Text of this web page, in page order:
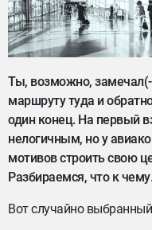
Ты, возможно, замечал(-
маршруту туда и
один конец. На первый
нелогичным, но у
мотивов строить свою
Разбираемся, что к
Вот случайно